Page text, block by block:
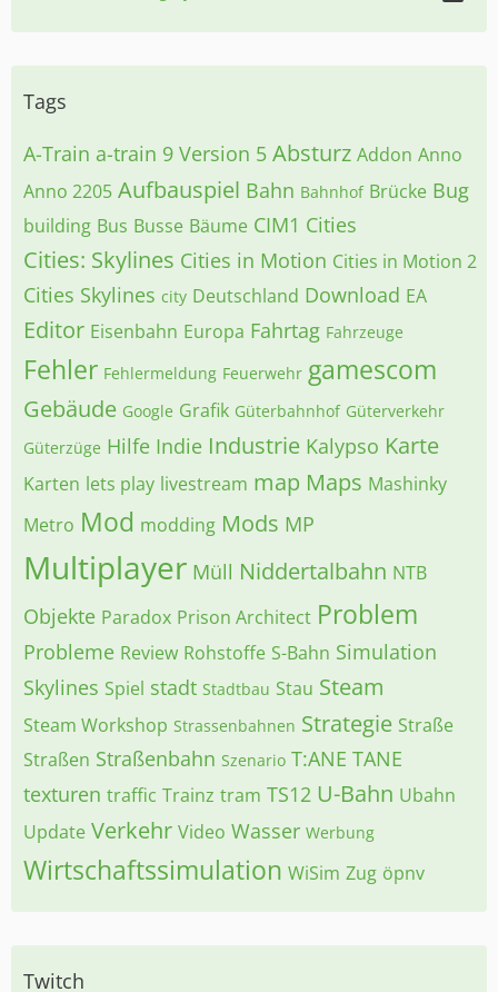
Tags
A-Train a-train 9 Version 5 Absturz Addon Anno
Anno 2205 Aufbauspiel Bahn Bahnhof Brücke Bug
building Bus Busse Bäume CIM1 Cities
Cities: Skylines Cities in Motion Cities in Motion 2
Cities Skylines city Deutschland Download EA
Editor Eisenbahn Europa Fahrtag Fahrzeuge
Fehler Fehlermeldung Feuerwehr gamescom
Gebäude Google Grafik Güterbahnhof Güterverkehr
Güterzüge Hilfe Indie Industrie Kalypso Karte
Karten lets play livestream map Maps Mashinky
Metro Mod modding Mods MP
Multiplayer Müll Niddertalbahn NTB
Objekte Paradox Prison Architect Problem
Probleme Review Rohstoffe S-Bahn Simulation
Skylines Spiel stadt Stadtbau Stau Steam
Steam Workshop Strassenbahnen Strategie Straße
Straßen Straßenbahn Szenario T:ANE TANE
texturen traffic Trainz tram TS12 U-Bahn Ubahn
Update Verkehr Video Wasser Werbung
Wirtschaftssimulation WiSim Zug öpnv
Twitch